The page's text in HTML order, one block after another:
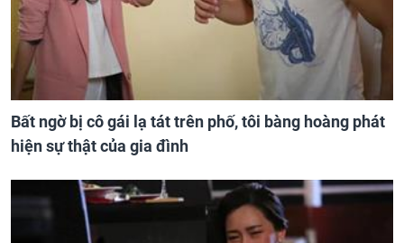
Bất ngờ bị cô gái lạ tát trên phố, tôi bàng hoàng phát
hiện sự thật của gia đình